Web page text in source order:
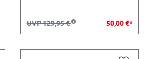
UVP 129,95 € 50,00 €*